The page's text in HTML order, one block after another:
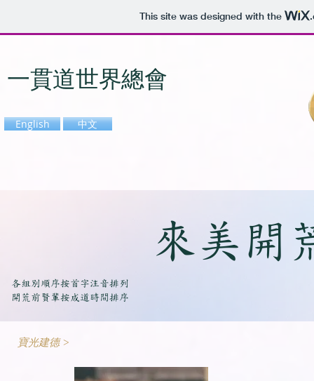
This site was designed with the
一貫道世界總會
English 中文
來美開
各組別順序按首字注音排列
開荒前賢輩按成道時間排序
寶光建德 >